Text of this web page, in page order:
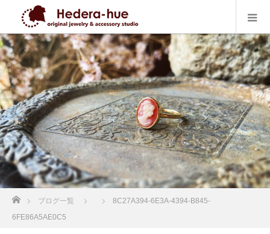
ブログ一覧
8C27A394-6E3A-4394-B845-
6FE86A5AE0C5